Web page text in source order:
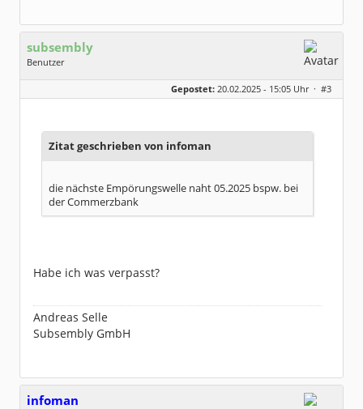
subsembly
Benutzer
Geschlecht:
keine Angabe
Homepage:
subsembly.com/
Gepostet: 20.02.2025 - 15:05 Uhr · #3
Zitat geschrieben von infoman
die nächste Empörungswelle naht 05.2025 bspw. bei
der Commerzbank
Habe ich was verpasst?
Andreas Selle
Subsembly GmbH
infoman